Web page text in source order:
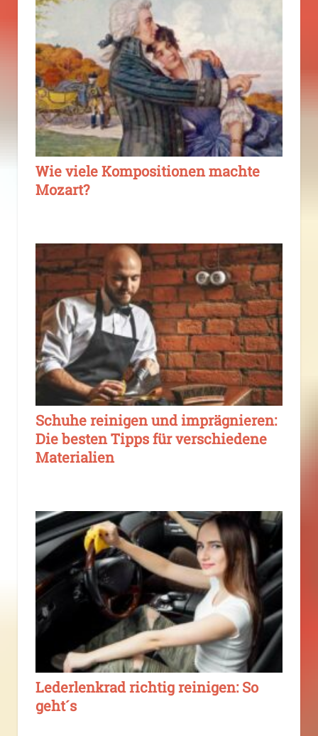
Wie viele Kompositionen machte
Mozart?
Schuhe reinigen und imprägnieren:
Die besten Tipps für verschiedene
Materialien
Lederlenkrad richtig reinigen: So
geht´s